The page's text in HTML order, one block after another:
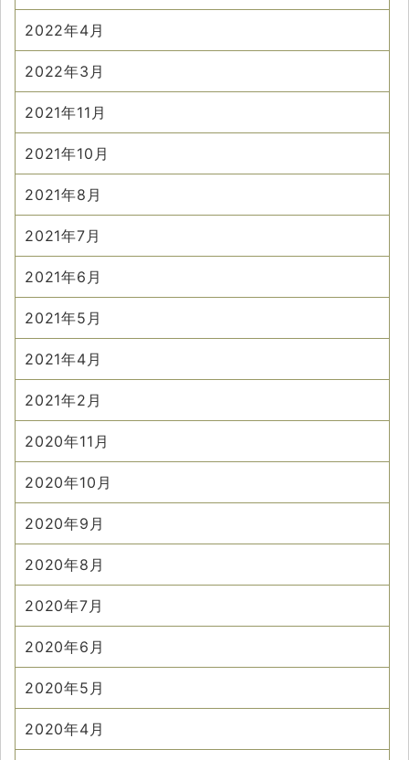
2022年4月
2022年3月
2021年11月
2021年10月
2021年8月
2021年7月
2021年6月
2021年5月
2021年4月
2021年2月
2020年11月
2020年10月
2020年9月
2020年8月
2020年7月
2020年6月
2020年5月
2020年4月